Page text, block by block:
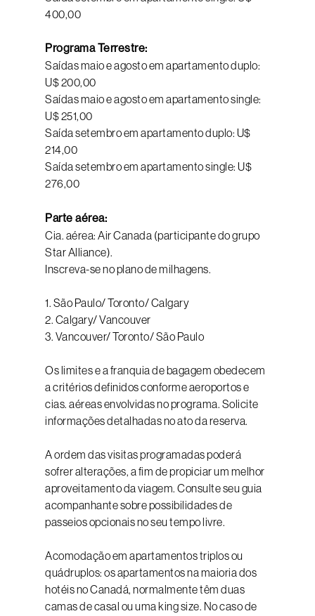
400,00
Programa Terrestre:
Saídas maio e agosto em apartamento duplo:
U$ 200,00
Saídas maio e agosto em apartamento single:
U$ 251,00
Saída setembro em apartamento duplo: U$
214,00
Saída setembro em apartamento single: U$
276,00
Parte aérea:
Cia. aérea: Air Canada (participante do grupo
Star Alliance).
Inscreva-se no plano de milhagens.
1. São Paulo/ Toronto/ Calgary
2. Calgary/ Vancouver
3. Vancouver/ Toronto/ São Paulo
Os limites e a franquia de bagagem obedecem
a critérios definidos conforme aeroportos e
cias. aéreas envolvidas no programa. Solicite
informações detalhadas no ato da reserva.
A ordem das visitas programadas poderá
sofrer alterações, a fim de propiciar um melhor
aproveitamento da viagem. Consulte seu guia
acompanhante sobre possibilidades de
passeios opcionais no seu tempo livre.
Acomodação em apartamentos triplos ou
quádruplos: os apartamentos na maioria dos
hotéis no Canadá, normalmente têm duas
camas de casal ou uma king size. No caso de